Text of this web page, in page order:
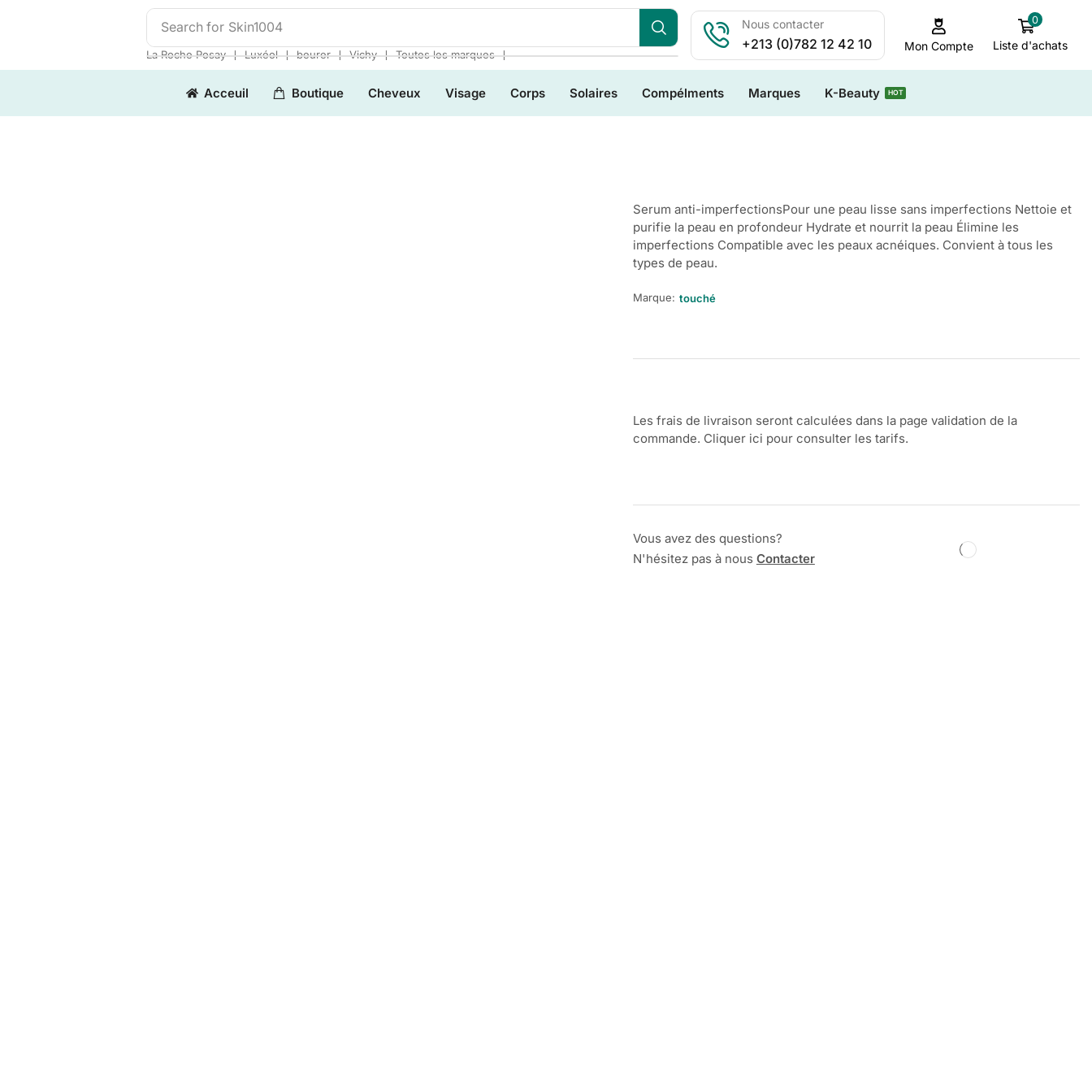
Search for Skin1004
La Roche Posay ❘ Luxéol ❘ beurer ❘ Vichy ❘ Toutes les marques ❘
Nous contacter
+213 (0)782 12 42 10 Mon Compte
0
Liste d'achats
Acceuil Boutique Cheveux Visage Corps Solaires Compélments Marques K-Beauty HOT
Serum anti-imperfectionsPour une peau lisse sans imperfections Nettoie et
purifie la peau en profondeur Hydrate et nourrit la peau Élimine les
imperfections Compatible avec les peaux acnéiques. Convient à tous les
types de peau.
Marque: touché
Les frais de livraison seront calculées dans la page validation de la
commande. Cliquer ici pour consulter les tarifs.
Vous avez des questions?
N'hésitez pas à nous Contacter